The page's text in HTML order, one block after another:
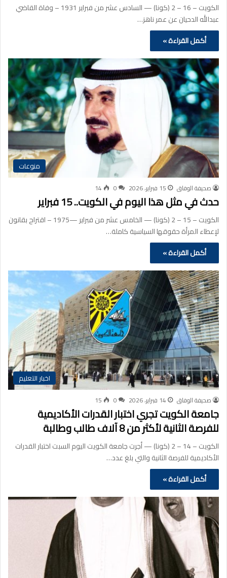
الكويت – 16 – 2 (كونا) — السادس عشر من فبراير 1931 – وفاة القاضي
عبدالله الدحيان عن عمر ناهز…
أكمل القراءة »
منوعات
صحيفة الوفاق 15 فبراير، 2026 0
14
حدث في مثل هذا اليوم في الكويت.. 15 فبراير
الكويت – 15 – 2 (كونا) — الخامس عشر من فبراير —1975 – اقتراح بقانون
لإعطاء المرأة حقوقها السياسية كاملة…
أكمل القراءة »
اخبار التعليم
صحيفة الوفاق 14 فبراير، 2026 0
15
جامعة الكويت تجري اختبار القدرات الأكاديمية
للفرصة الثانية لأكثر من 8 آلاف طالب وطالبة
الكويت – 14 – 2 (كونا) — أجرت جامعة الكويت اليوم السبت اختبار القدرات
الأكاديمية للفرصة الثانية والتي بلغ عدد…
أكمل القراءة »